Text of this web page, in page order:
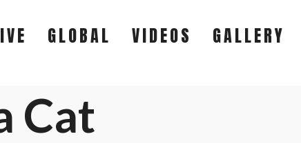
GLOBAL VIDEOS GALLERY
EXCLUSIVE
Cat